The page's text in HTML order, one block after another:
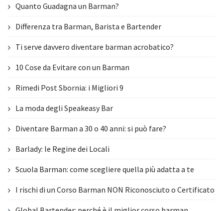
Quanto Guadagna un Barman?
Differenza tra Barman, Barista e Bartender
Ti serve davvero diventare barman acrobatico?
10 Cose da Evitare con un Barman
Rimedi Post Sbornia: i Migliori 9
La moda degli Speakeasy Bar
Diventare Barman a 30 o 40 anni: si può fare?
Barlady: le Regine dei Locali
Scuola Barman: come scegliere quella più adatta a te
I rischi di un Corso Barman NON Riconosciuto o Certificato